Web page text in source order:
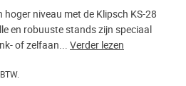
niveau met de Klipsch KS-28
en robuuste stands zijn speciaal
of zelfaan... Verder lezen